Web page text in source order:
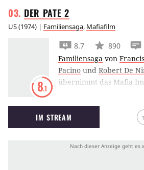
DER PATE2
US(1974) | Familiensaga, Mafiafilm
8.1
8.7 890
Familiensaga von
Pacino und Robert De
übernimmt das Mafia-
vergrößern, stößt er auf
den eigenen
IM STREAM